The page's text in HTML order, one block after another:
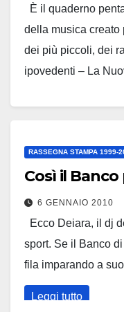
È il quaderno
della musica creato
dei più piccoli, dei
ipovedenti – La
RASSEGNA STAMPA 1999-
Così il
6 GENNAIO 2010
Ecco Deiara, il dj
sport. Se il Banco
fila imparando a
Leggi tutto